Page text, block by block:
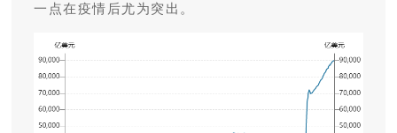
一点在疫情后尤为突出。